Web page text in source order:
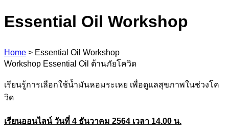
Essential Oil Workshop
Home > Essential Oil Workshop
Workshop Essential Oil ต้านภัยโควิด
เรียนรู้การเลือกใช้น้ำมันหอมระเหย เพื่อดูแลสุขภาพในช่วงโค
วิด
เรียนออนไลน์ วันที่ 4 ธันวาคม 2564 เวลา 14.00 น.